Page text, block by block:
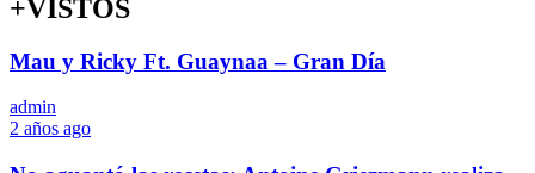
+VISTOS
Mau y Ricky Ft. Guaynaa – Gran Día
admin
2 años ago